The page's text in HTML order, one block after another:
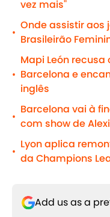
vez mais"
•
Onde assistir aos
Brasileirão
•
Mapi León
Barcelona e
inglês
•
Barcelona vai à
com show de
•
Lyon aplica
da Champions
Add us as a